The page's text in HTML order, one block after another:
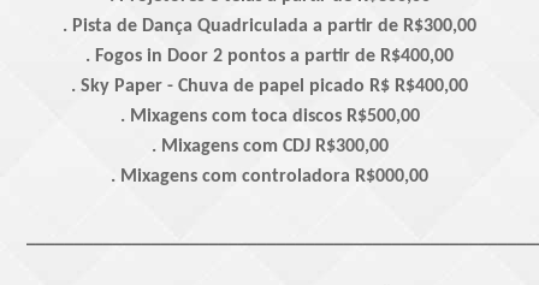
. Pista de Dança Quadriculada a partir de R$300,00
. Fogos in Door 2 pontos a partir de R$400,00
. Sky Paper - Chuva de papel picado R$ R$400,00
. Mixagens com toca discos R$500,00
. Mixagens com CDJ R$300,00
. Mixagens com controladora R$000,00